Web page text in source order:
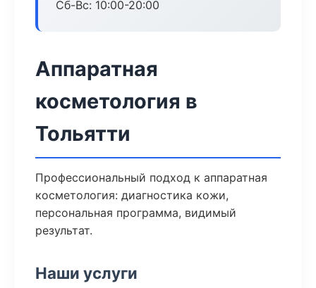
Сб-Вс: 10:00-20:00
Аппаратная
косметология в
Тольятти
Профессиональный подход к аппаратная
косметология: диагностика кожи,
персональная программа, видимый
результат.
Наши услуги